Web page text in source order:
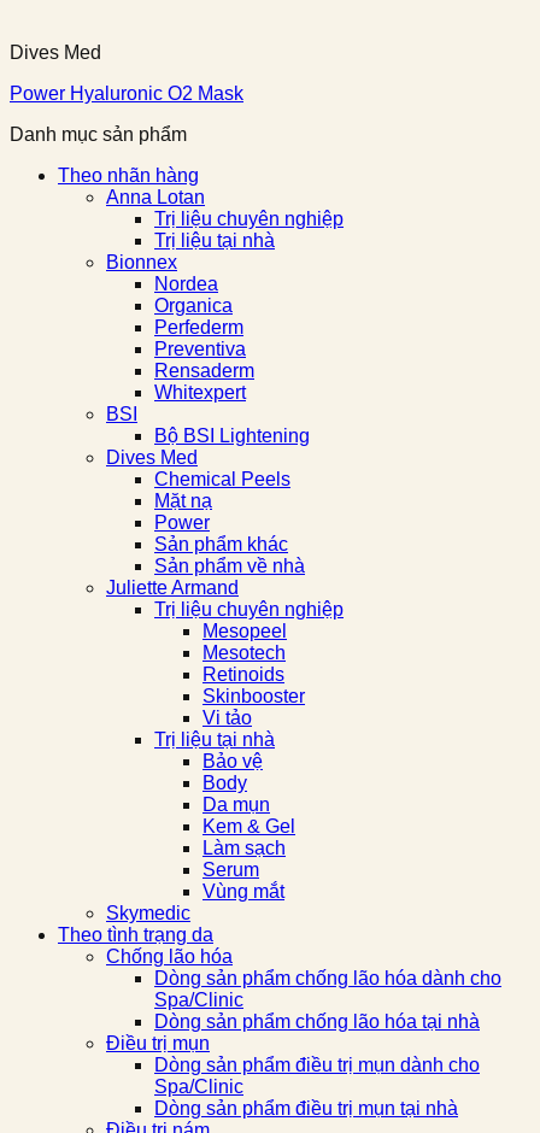
Dives Med
Power Hyaluronic O2 Mask
Danh mục sản phẩm
Theo nhãn hàng
Anna Lotan
Trị liệu chuyên nghiệp
Trị liệu tại nhà
Bionnex
Nordea
Organica
Perfederm
Preventiva
Rensaderm
Whitexpert
BSI
Bộ BSI Lightening
Dives Med
Chemical Peels
Mặt nạ
Power
Sản phẩm khác
Sản phẩm về nhà
Juliette Armand
Trị liệu chuyên nghiệp
Mesopeel
Mesotech
Retinoids
Skinbooster
Vi tảo
Trị liệu tại nhà
Bảo vệ
Body
Da mụn
Kem & Gel
Làm sạch
Serum
Vùng mắt
Skymedic
Theo tình trạng da
Chống lão hóa
Dòng sản phẩm chống lão hóa dành cho
Spa/Clinic
Dòng sản phẩm chống lão hóa tại nhà
Điều trị mụn
Dòng sản phẩm điều trị mụn dành cho
Spa/Clinic
Dòng sản phẩm điều trị mụn tại nhà